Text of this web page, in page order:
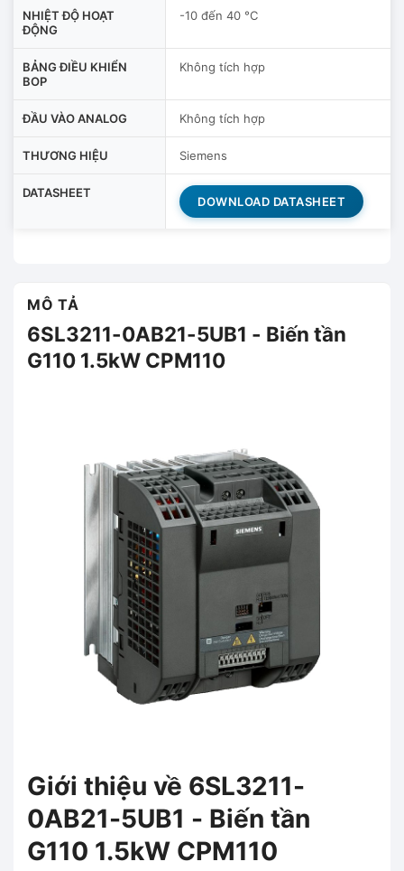
NHIỆT ĐỘ HOẠT
ĐỘNG
-10 đến 40 °C
BẢNG ĐIỀU KHIỂN
BOP
Không tích hợp
ĐẦU VÀO ANALOG Không tích hợp
THƯƠNG HIỆU Siemens
DATASHEET
DOWNLOAD DATASHEET
MÔ TẢ
6SL3211-0AB21-5UB1 - Biến tần
G110 1.5kW CPM110
Giới thiệu về 6SL3211-
0AB21-5UB1 - Biến tần
G110 1.5kW CPM110